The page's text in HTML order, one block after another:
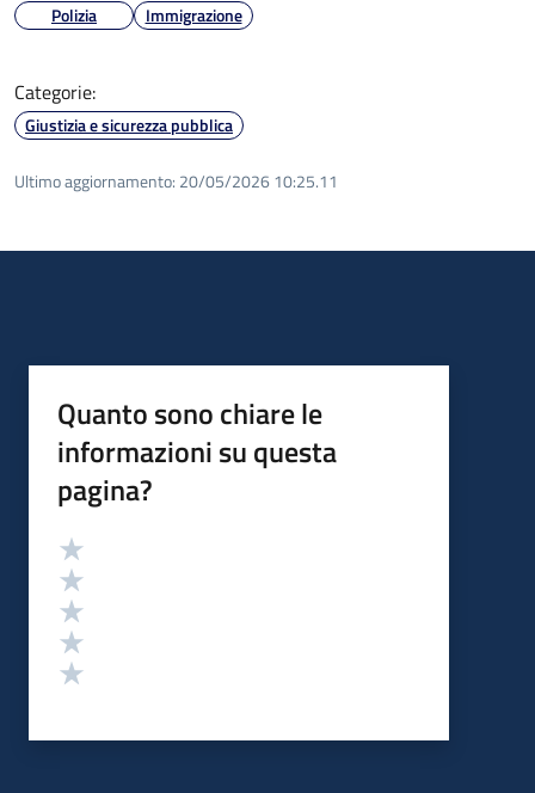
Polizia Immigrazione
Categorie:
Giustizia e sicurezza pubblica
Ultimo aggiornamento: 20/05/2026 10:25.11
Quanto sono chiare le
informazioni su questa
pagina?
Valutazione